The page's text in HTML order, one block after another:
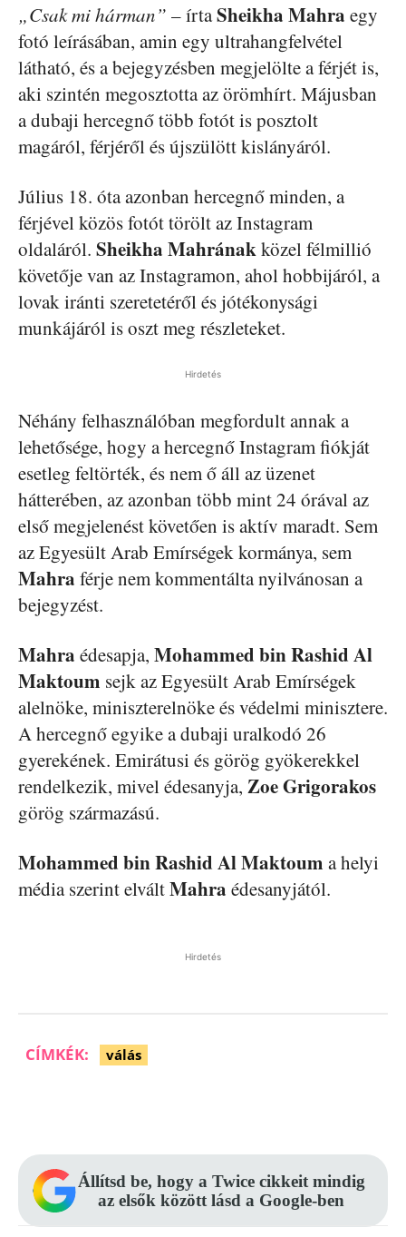
„Csak mi hárman” – írtaSheikha Mahra egy
fotó leírásában, amin egy ultrahangfelvétel
látható, és a bejegyzésben megjelölte a férjét is,
aki szintén megosztotta az örömhírt. Májusban
a dubaji hercegnő több fotót is posztolt
magáról, férjéről és újszülött kislányáról.
Július 18. óta azonban hercegnő minden, a
férjével közös fotót törölt az Instagram
oldaláról. Sheikha Mahránakközel félmillió
követője van az Instagramon, ahol hobbijáról, a
lovak iránti szeretetéről és jótékonysági
munkájáról is oszt meg részleteket.
Hirdetés
Néhány felhasználóban megfordult annak a
lehetősége, hogy a hercegnő Instagram fiókját
esetleg feltörték, és nem ő áll az üzenet
hátterében, az azonban több mint 24 órával az
első megjelenést követően is aktív maradt. Sem
az Egyesült Arab Emírségek kormánya, sem
Mahra férje nem kommentálta nyilvánosan a
bejegyzést.
Mahra édesapja, Mohammed bin Rashid Al
Maktoum sejk az Egyesült Arab Emírségek
alelnöke, miniszterelnöke és védelmi minisztere.
A hercegnő egyike a dubaji uralkodó 26
gyerekének. Emirátusi és görög gyökerekkel
rendelkezik, mivel édesanyja, Zoe Grigorakos
görög származású.
Mohammed bin Rashid Al Maktoum a helyi
média szerint elváltMahra édesanyjától.
Hirdetés
CÍMKÉK: válás
Állítsd be, hogy a Twice cikkeit mindig
az elsők között lásd a Google-ben